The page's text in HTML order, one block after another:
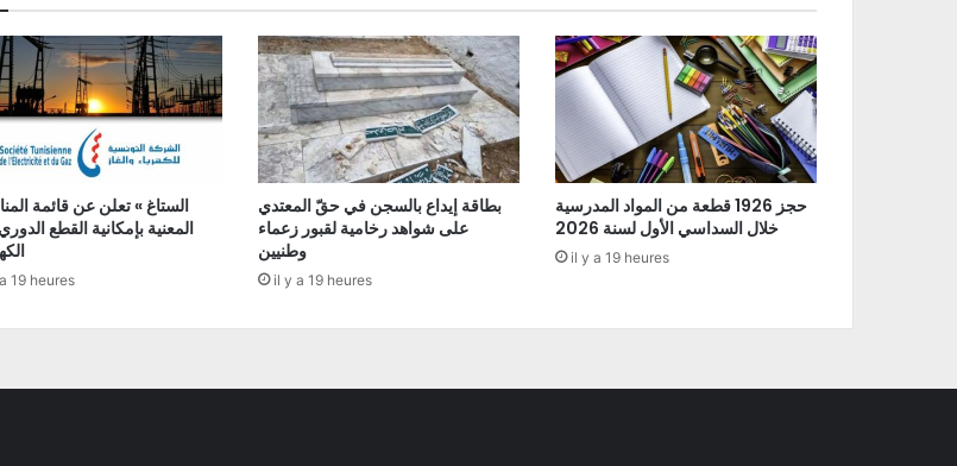
المعنية بإمكانية القطع الدوري
19 heures
بطاقة إيداع بالسجن في حقّ المعتدي
على شواهد رخامية لقبور زعماء
وطنيين
il y a 19 heures
حجز 1926 قطعة من المواد المدرسية
خلال السداسي الأول لسنة 2026
il y a 19 heures